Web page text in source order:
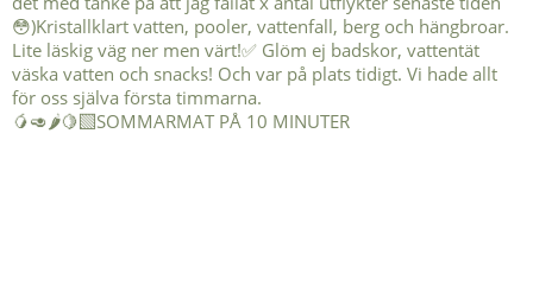
🥭🥑🌶️🍋‍🟩SOMMARMAT PÅ 10 MINUTER